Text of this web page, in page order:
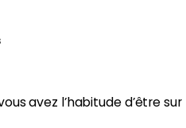
avez l’habitude d’être